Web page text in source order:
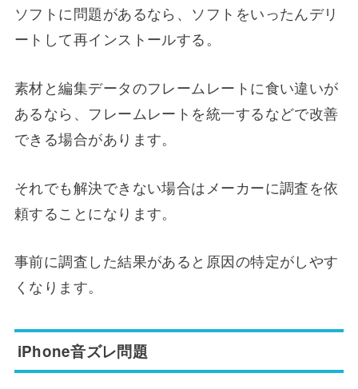
ソフトに問題があるなら、ソフトをいったんデリ
ートして再インストールする。
素材と編集データのフレームレートに食い違いが
あるなら、フレームレートを統一するなどで改善
できる場合があります。
それでも解決できない場合はメーカーに調査を依
頼することになります。
事前に調査した結果があると原因の特定がしやす
くなります。
iPhone音ズレ問題